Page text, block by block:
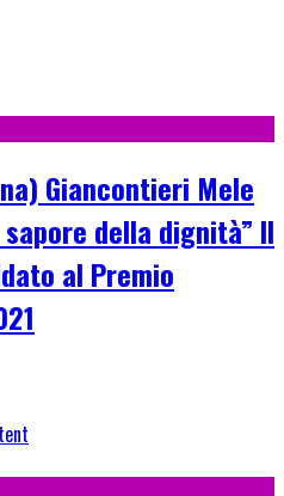
Giancontieri Mele
sapore della dignità” Il
al Premio